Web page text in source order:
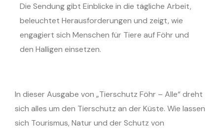
Die Sendung gibt Einblicke in die tägliche Arbeit,
beleuchtet Herausforderungen und zeigt, wie
engagiert sich Menschen für Tiere auf Föhr und
den Halligen einsetzen.
In dieser Ausgabe von „Tierschutz Föhr – Alle“ dreht
sich alles um den Tierschutz an der Küste. Wie lassen
sich Tourismus, Natur und der Schutz von